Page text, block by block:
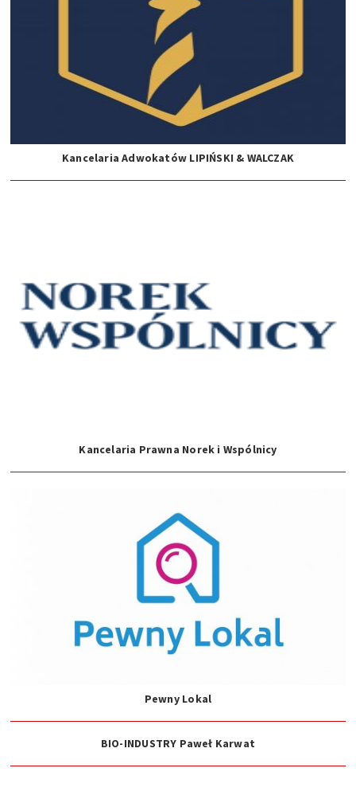
Kancelaria Adwokatów LIPIŃSKI & WALCZAK
Kancelaria Prawna Norek i Wspólnicy
Pewny Lokal
BIO-INDUSTRY Paweł Karwat